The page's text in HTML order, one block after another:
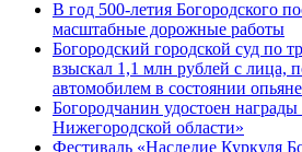
В год 500-летия Богородского
масштабные дорожные работы
️Богородский городской суд по
взыскал 1,1 млн рублей с лица,
автомобилем в состоянии
Богородчанин удостоен
Нижегородской области»
Фестиваль «Наследие Куркуля